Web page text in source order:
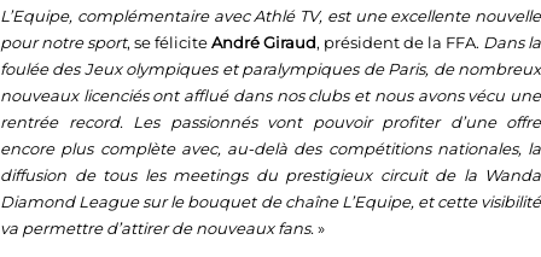
L’Equipe, complémentaire avec Athlé TV, est une excellente nouvelle
pour notre sport, se féliciteAndré Giraud, président de la FFA. Dans la
foulée des Jeux olympiques et paralympiques de Paris, de nombreux
nouveaux licenciés ont afflué dans nos clubs et nous avons vécu une
rentrée record. Les passionnés vont pouvoir profiter d’une offre
encore plus complète avec, au-delà des compétitions nationales, la
diffusion de tous les meetings du prestigieux circuit de la Wanda
Diamond League sur le bouquet de chaîne L’Equipe, et cette visibilité
va permettre d’attirer de nouveaux fans. »